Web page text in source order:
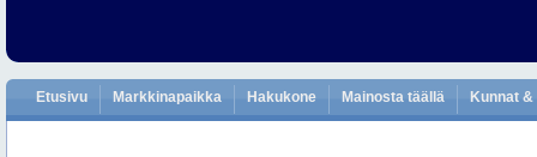
Etusivu Markkinapaikka Hakukone Mainosta täällä Kunnat